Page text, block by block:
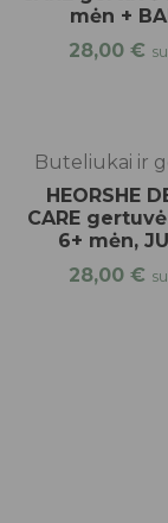
mėn +
28,00 €
Buteliukai ir
HEORSHE
CARE
6+ mėn,
28,00 €